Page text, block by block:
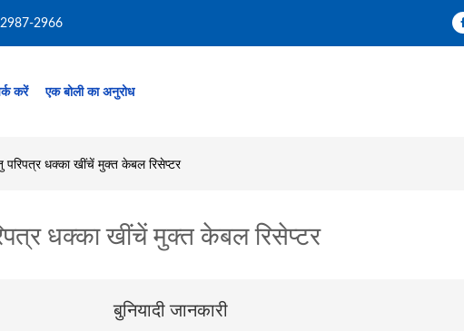
2966
करें एक बोली का अनुरोध
धक्का खींचें मुक्त केबल रिसेप्टर
धक्का खींचें मुक्त केबल रिसेप्टर
बुनियादी जानकारी